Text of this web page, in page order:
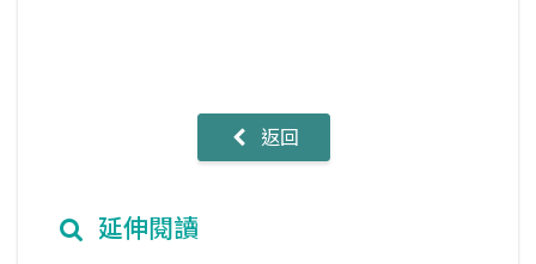
返回
延伸閱讀